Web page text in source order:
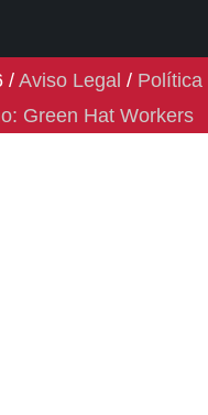
/Aviso Legal / Política
Green Hat Workers